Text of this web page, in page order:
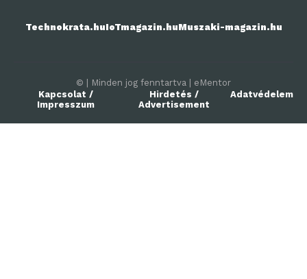
Technokrata.huIoTmagazin.huMuszaki-magazin.hu
© | Minden jog fenntartva | eMentor
Kapcsolat /
Impresszum
Hirdetés /
Advertisement
Adatvédelem